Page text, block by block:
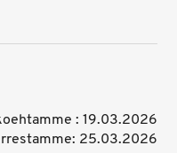
: 19.03.2026
25.03.2026